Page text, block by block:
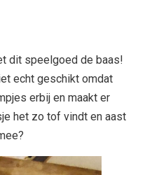
dit speelgoed de baas!
echt geschikt omdat
erbij en maakt er
het zo tof vindt en aast